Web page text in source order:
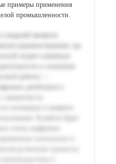
примеры применения
промышленности.